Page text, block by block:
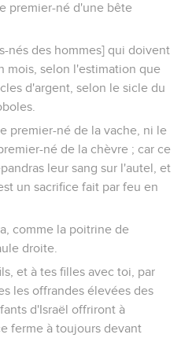
premier-né d'une bête
nés des hommes] qui doivent
mois, selon l'estimation que
d'argent, selon le sicle du
premier-né de la vache, ni le
né de la chèvre ; car ce
leur sang sur l'autel, et
un sacrifice fait par feu en
comme la poitrine de
droite.
et à tes filles avec toi, par
les offrandes élevées des
d'Israël offriront à
ferme à toujours devant